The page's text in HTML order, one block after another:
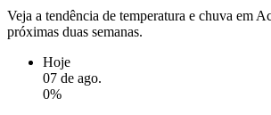
Veja a tendência de temperatura e chuva em
próximas duas semanas.
Hoje
07 de ago.
0%